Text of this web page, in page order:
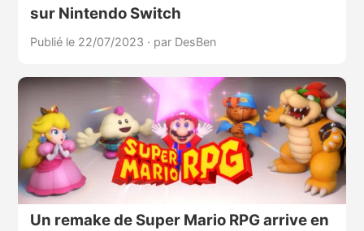
sur Nintendo Switch
Publié le 22/07/2023 · par DesBen
Un remake de Super Mario RPG arrive en